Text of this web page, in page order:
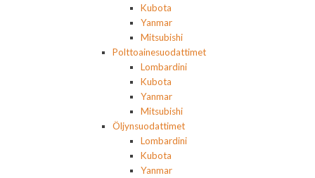
Kubota
Yanmar
Mitsubishi
Polttoainesuodattimet
Lombardini
Kubota
Yanmar
Mitsubishi
Öljynsuodattimet
Lombardini
Kubota
Yanmar